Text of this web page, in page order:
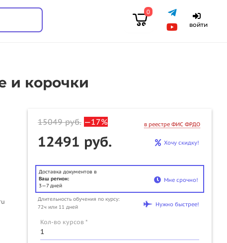
0
войти
и корочки
15049руб. —17% в реестре ФИС ФРДО
12491 руб. Хочу скидку!
Доставка документов в
Ваш регион:
3—7 дней
Мне срочно!
Длительность обучения по курсу:
72ч или 11 дней
Нужно быстрее!
Кол-во курсов *